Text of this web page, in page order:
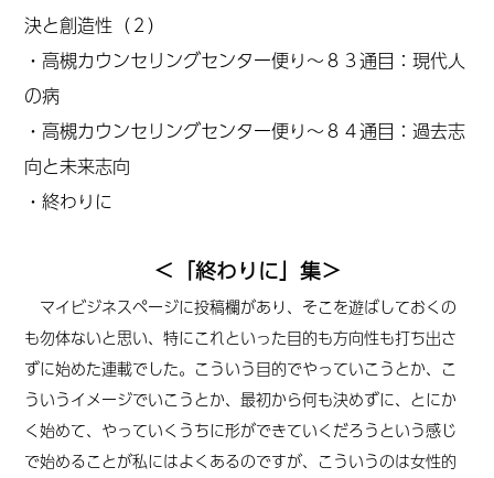
決と創造性（２）
・高槻カウンセリングセンター便り～８３通目：現代人
の病
・高槻カウンセリングセンター便り～８４通目：過去志
向と未来志向
・終わりに
＜「終わりに」集＞
マイビジネスページに投稿欄があり、そこを遊ばしておくの
も勿体ないと思い、特にこれといった目的も方向性も打ち出さ
ずに始めた連載でした。こういう目的でやっていこうとか、こ
ういうイメージでいこうとか、最初から何も決めずに、とにか
く始めて、やっていくうちに形ができていくだろうという感じ
で始めることが私にはよくあるのですが、こういうのは女性的